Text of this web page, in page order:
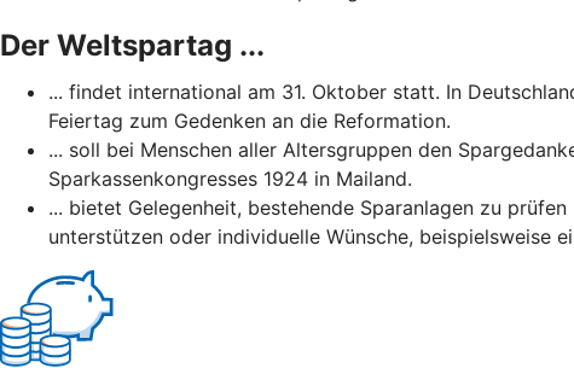
Der Weltspartag ...
... findet international am 31. Oktober statt. In
Feiertag zum Gedenken an die Reformation.
... soll bei Menschen aller Altersgruppen den
Sparkassenkongresses 1924 in Mailand.
... bietet Gelegenheit, bestehende Sparanlagen zu
unterstützen oder individuelle Wünsche, beispielsweise